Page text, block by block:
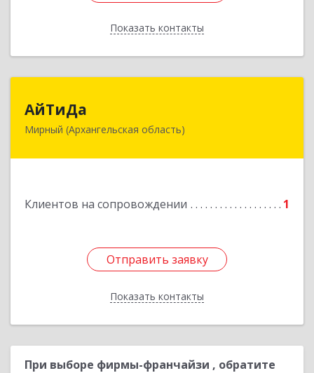
Показать контакты
Назад
АйТиДа
Мирный (Архангельская область)
Клиентов на сопровождении 1
Отправить заявку
Показать контакты
164170, Архангельская обл, Мирный г,
Отправить заявку
Назад
При выборе фирмы-франчайзи , обратите